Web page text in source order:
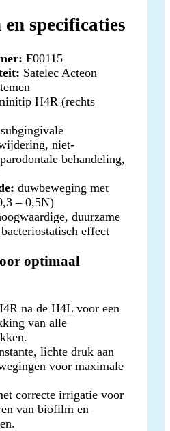
specificaties
F00115
Satelec Acteon
H4R (rechts
subgingivale
niet-
behandeling,
duwbeweging met
– 0,5N)
duurzame
effect
optimaal
na de H4L voor een
van alle
lichte druk aan
voor maximale
correcte irrigatie voor
van biofilm en